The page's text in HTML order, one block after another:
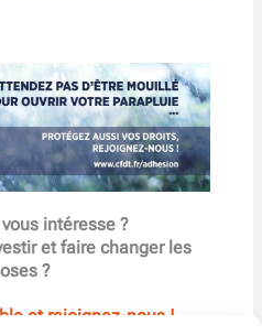
intéresse ?
et faire changer les
?
et rejoignez-nous !